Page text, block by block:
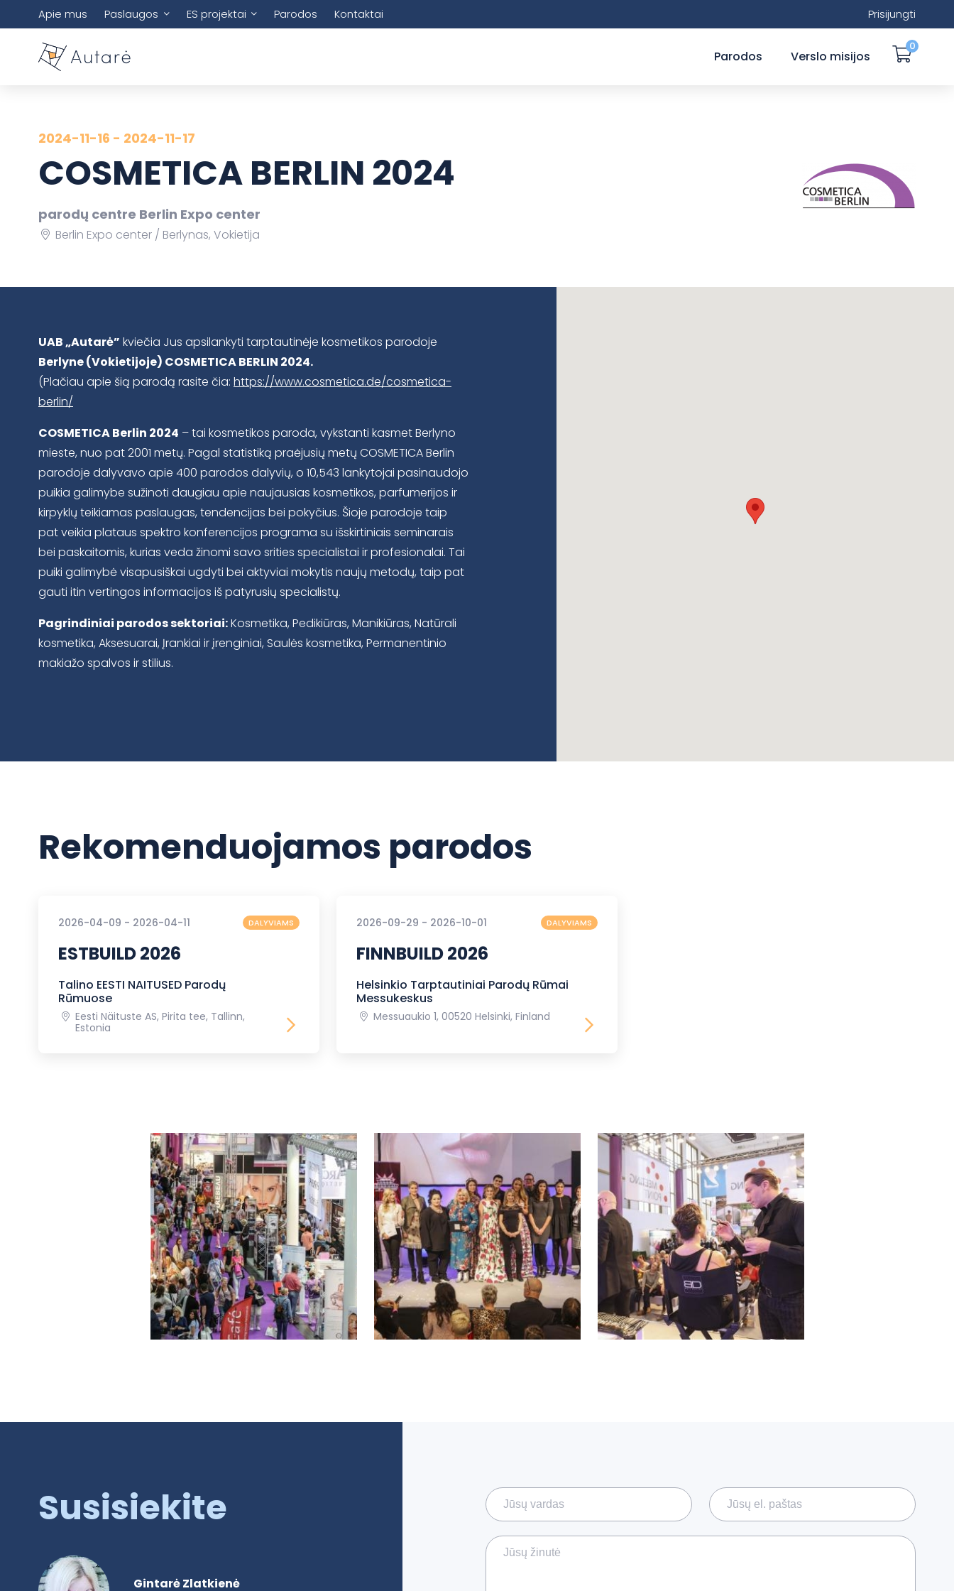
Apie mus Paslaugos ES projektai Parodos Kontaktai Prisijungti
Parodos Verslo misijos
0
2024-11-16 - 2024-11-17
COSMETICA BERLIN 2024
parodų centre Berlin Expo center
Berlin Expo center Berlynas, Vokietija
UAB „Autarė” kviečia Jus apsilankyti tarptautinėje kosmetikos parodoje
Berlyne (Vokietijoje) COSMETICA BERLIN 2024.
(Plačiau apie šią parodą rasite čia: https://www.cosmetica.de/cosmetica-
berlin/
COSMETICA Berlin 2024 – tai kosmetikos paroda, vykstanti kasmet Berlyno
mieste, nuo pat 2001 metų. Pagal statistiką praėjusių metų COSMETICA Berlin
parodoje dalyvavo apie 400 parodos dalyvių, o 10,543 lankytojai pasinaudojo
puikia galimybe sužinoti daugiau apie naujausias kosmetikos, parfumerijos ir
kirpyklų teikiamas paslaugas, tendencijas bei pokyčius. Šioje parodoje taip
pat veikia plataus spektro konferencijos programa su išskirtiniais seminarais
bei paskaitomis, kurias veda žinomi savo srities specialistai ir profesionalai. Tai
puiki galimybė visapusiškai ugdyti bei aktyviai mokytis naujų metodų, taip pat
gauti itin vertingos informacijos iš patyrusių specialistų.
Pagrindiniai parodos sektoriai:Kosmetika, Pedikiūras, Manikiūras, Natūrali
kosmetika, Aksesuarai, Įrankiai ir įrenginiai, Saulės kosmetika, Permanentinio
makiažo spalvos ir stilius.
Rekomenduojamos parodos
2026-04-09 - 2026-04-11 DALYVIAMS
ESTBUILD 2026
Talino EESTI NAITUSED Parodų
Rūmuose
Eesti Näituste AS, Pirita tee, Tallinn,
Estonia
2026-09-29 - 2026-10-01 DALYVIAMS
FINNBUILD 2026
Helsinkio Tarptautiniai Parodų Rūmai
Messukeskus
Messuaukio 1, 00520 Helsinki, Finland
Susisiekite
Gintarė Zlatkienė